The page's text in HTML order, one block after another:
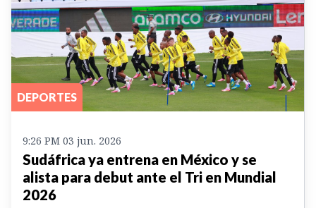
DEPORTES
9:26 PM 03 jun. 2026
Sudáfrica ya entrena en México y se
alista para debut ante el Tri en Mundial
2026